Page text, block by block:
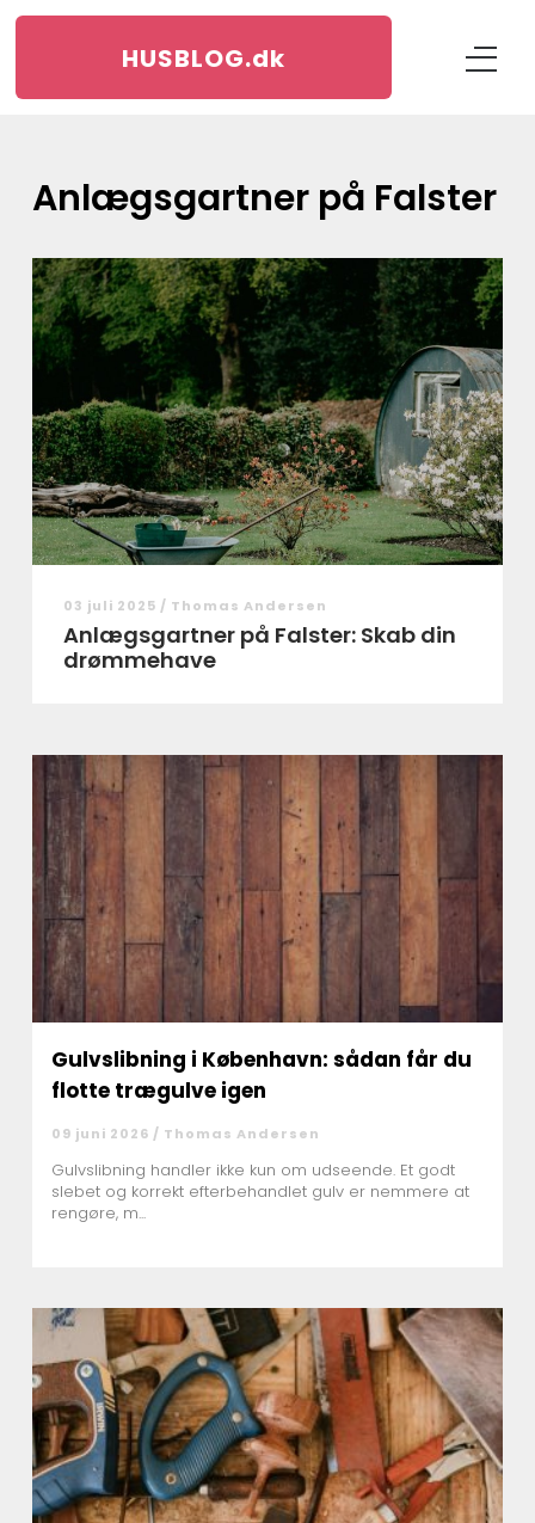
HUSBLOG.dk
anlægsgartner på Falster
03 juli 2025 / Thomas Andersen
Anlægsgartner på Falster: Skab din
drømmehave
Gulvslibning i København: sådan får du
flotte trægulve igen
09 juni 2026 / Thomas Andersen
Gulvslibning handler ikke kun om udseende. Et godt
slebet og korrekt efterbehandlet gulv er nemmere at
rengøre, m...